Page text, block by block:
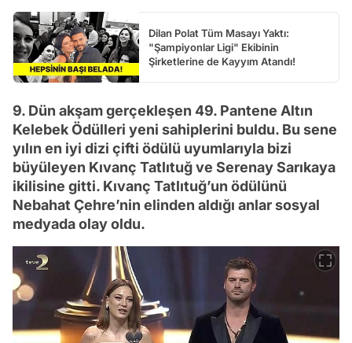
Dilan Polat Tüm Masayı Yaktı:
"Şampiyonlar Ligi" Ekibinin
Şirketlerine de Kayyım Atandı!
9. Dün akşam gerçekleşen 49. Pantene Altın
Kelebek Ödülleri yeni sahiplerini buldu. Bu sene
yılın en iyi dizi çifti ödülü uyumlarıyla bizi
büyüleyen Kıvanç Tatlıtuğ ve Serenay Sarıkaya
ikilisine gitti. Kıvanç Tatlıtuğ’un ödülünü
Nebahat Çehre’nin elinden aldığı anlar sosyal
medyada olay oldu.